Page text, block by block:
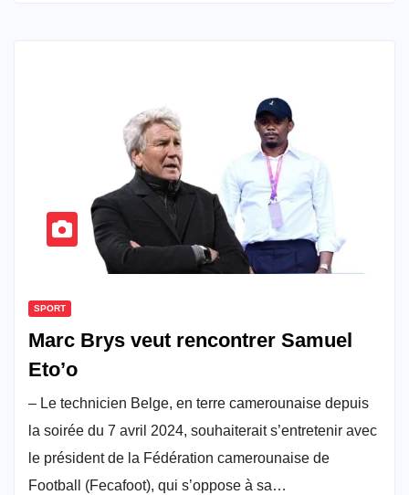
SPORT
Marc Brys veut rencontrer Samuel
Eto’o
– Le technicien Belge, en terre camerounaise depuis
la soirée du 7 avril 2024, souhaiterait s’entretenir avec
le président de la Fédération camerounaise de
Football (Fecafoot), qui s’oppose à sa…